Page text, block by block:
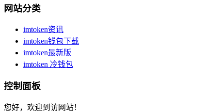
网站分类
imtoken资讯
imtoken钱包下载
imtoken最新版
imtoken 冷钱包
控制面板
您好，欢迎到访网站！